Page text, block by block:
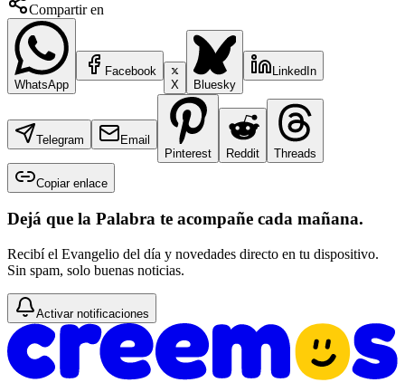
Compartir en
WhatsApp
Facebook
X
Bluesky
LinkedIn
Telegram
Email
Pinterest
Reddit Threads
Copiar enlace
Dejá que la Palabra te acompañe cada mañana.
Recibí el Evangelio del día y novedades directo en tu dispositivo.
Sin spam, solo buenas noticias.
Activar notificaciones